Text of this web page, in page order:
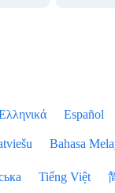
Español
Bahasa
Tiếng Việt